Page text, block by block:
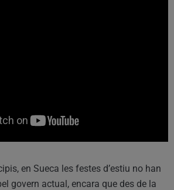
en Sueca les festes d’estiu no han
govern actual, encara que des de la